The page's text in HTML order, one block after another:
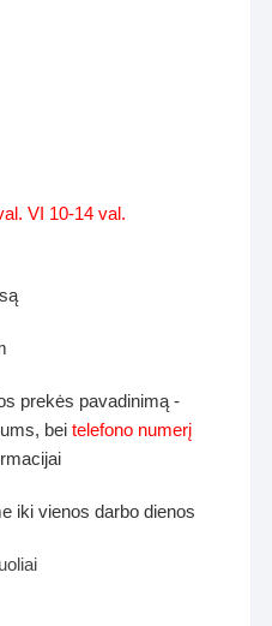
VI 10-14 val.
prekės pavadinimą -
beitelefono numerį
iki vienos darbo dienos